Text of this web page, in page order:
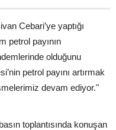
Cebari’ye yaptığı
petrol payının
olduğunu
petrol payını artırmak
devam ediyor."
toplantısında konuşan